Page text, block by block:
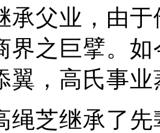
承父业，由
界之巨擘。
翼，高氏事
绳芝继承了